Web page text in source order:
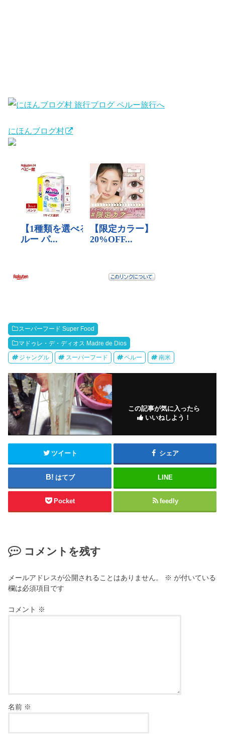
にほんブログ村
スーパーフード Super Food
マドゥレ・デ・ディオス Madre de Dios
ジャングル スーパーフード ペルー 南米
この記事が気に入ったら
いいねしよう！
ツイート シェア
はてブ LINE
Pocket feedly
コメントを残す
メールアドレスが公開されることはありません。 ※ が付いている
欄は必須項目です
コメント ※
名前 ※